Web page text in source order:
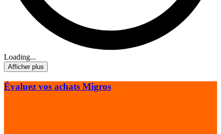
Loading...
Afficher plus
Évaluez vos achats Migros